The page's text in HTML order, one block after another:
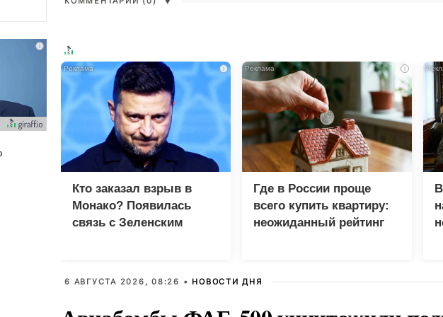
i
Кто заказал взрыв в
Монако? Появилась
связь с Зеленским
i
Где в России проще
всего купить квартиру:
неожиданный рейтинг
6 АВГУСТА 2026, 08:26 • НОВОСТИ ДНЯ